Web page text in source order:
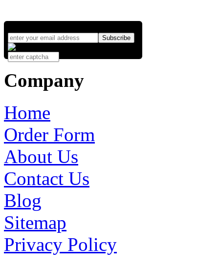
Company
Home
Order Form
About Us
Contact Us
Blog
Sitemap
Privacy Policy